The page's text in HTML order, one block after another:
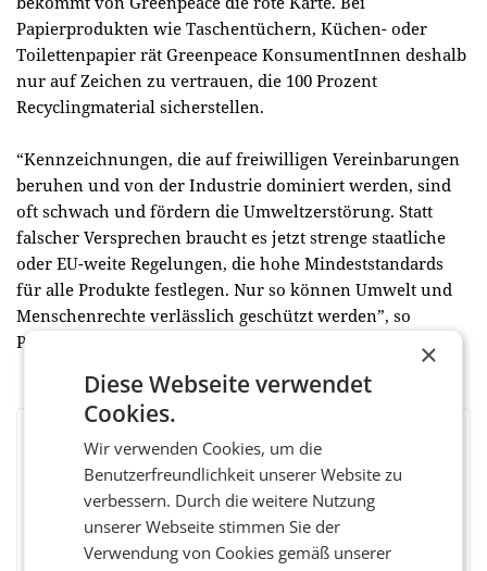
Papierprodukten wie Taschentüchern, Küchen- oder
Toilettenpapier rät Greenpeace KonsumentInnen deshalb
nur auf Zeichen zu vertrauen, die 100 Prozent
Recyclingmaterial sicherstellen.
“Kennzeichnungen, die auf freiwilligen Vereinbarungen
beruhen und von der Industrie dominiert werden, sind
oft schwach und fördern die Umweltzerstörung. Statt
falscher Versprechen braucht es jetzt strenge staatliche
oder EU-weite Regelungen, die hohe Mindeststandards
für alle Produkte festlegen. Nur so können Umwelt und
Menschenrechte verlässlich geschützt werden”, so
Panhuber. (red)
BEWERTEN SIE DIESEN ARTIKEL
FacebookTwitterMessengerWhatsAppLinkedInXING Teilen
×
Diese Webseite verwendet
Cookies.
Wir verwenden Cookies, um die
Benutzerfreundlichkeit unserer Website zu
verbessern. Durch die weitere Nutzung
unserer Webseite stimmen Sie der
Verwendung von Cookies gemäß unserer